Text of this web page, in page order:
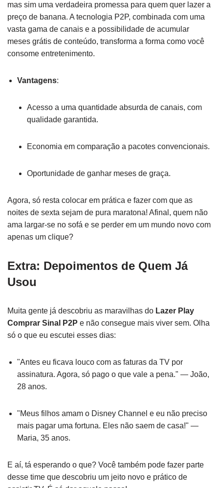
mas sim uma verdadeira promessa para quem quer lazer a
preço de banana. A tecnologia P2P, combinada com uma
vasta gama de canais e a possibilidade de acumular
meses grátis de conteúdo, transforma a forma como você
consome entretenimento.
Vantagens:
Acesso a uma quantidade absurda de canais, com
qualidade garantida.
Economia em comparação a pacotes convencionais.
Oportunidade de ganhar meses de graça.
Agora, só resta colocar em prática e fazer com que as
noites de sexta sejam de pura maratona! Afinal, quem não
ama largar-se no sofá e se perder em um mundo novo com
apenas um clique?
Extra: Depoimentos de Quem Já
Usou
Muita gente já descobriu as maravilhas do Lazer Play
Comprar Sinal P2P e não consegue mais viver sem. Olha
só o que eu escutei esses dias:
"Antes eu ficava louco com as faturas da TV por
assinatura. Agora, só pago o que vale a pena." — João,
28 anos.
"Meus filhos amam o Disney Channel e eu não preciso
mais pagar uma fortuna. Eles não saem de casa!" —
Maria, 35 anos.
E aí, tá esperando o que? Você também pode fazer parte
desse time que descobriu um jeito novo e prático de